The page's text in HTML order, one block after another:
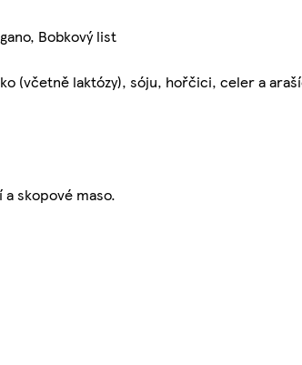
Bobkový list
(včetně laktózy), sóju, hořčici, celer a
skopové maso.